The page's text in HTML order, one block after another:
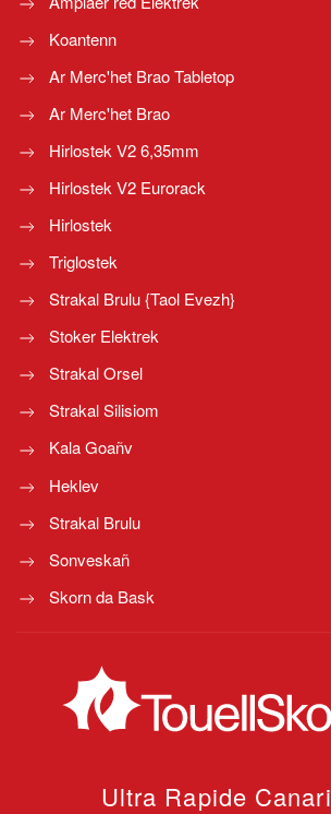
Koantenn
Ar Merc'het Brao Tabletop
Ar Merc'het Brao
Hirlostek V2 6,35mm
Hirlostek V2 Eurorack
Hirlostek
Triglostek
Strakal Brulu {Taol Evezh}
Stoker Elektrek
Strakal Orsel
Strakal Silisiom
Kala Goañv
Heklev
Strakal Brulu
Sonveskañ
Skorn da Bask
Ultra Rapide Canari